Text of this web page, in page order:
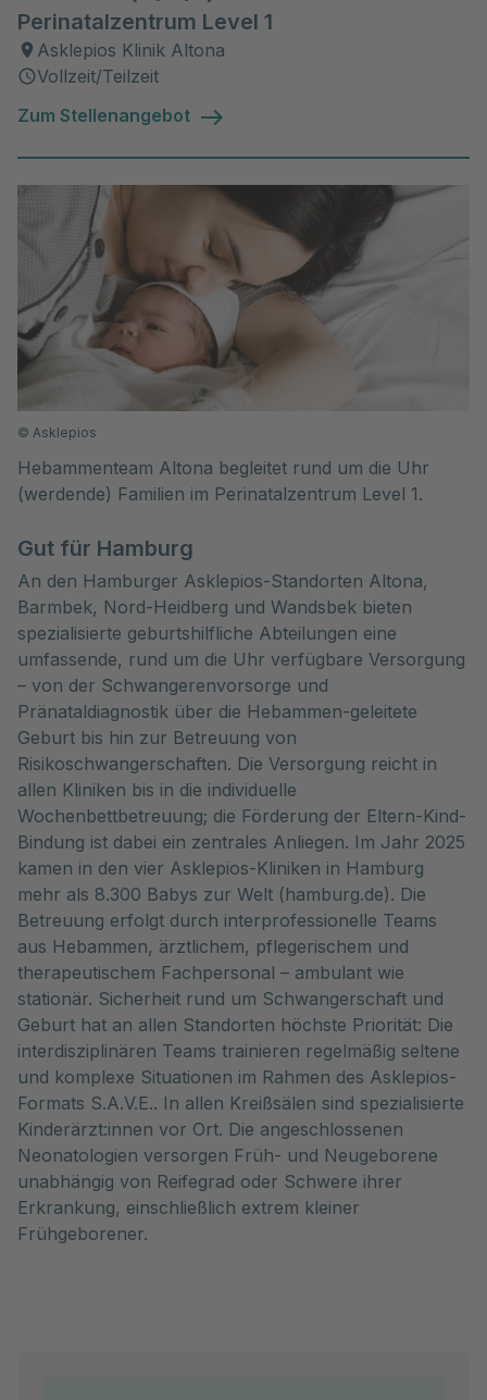
Perinatalzentrum Level 1
Asklepios Klinik Altona
Vollzeit/Teilzeit
Zum Stellenangebot
© Asklepios
Hebammenteam Altona begleitet rund um die Uhr
(werdende) Familien im Perinatalzentrum Level 1.
Gut für Hamburg
An den Hamburger Asklepios-Standorten Altona,
Barmbek, Nord-Heidberg und Wandsbek bieten
spezialisierte geburtshilfliche Abteilungen eine
umfassende, rund um die Uhr verfügbare Versorgung
– von der Schwangerenvorsorge und
Pränataldiagnostik über die Hebammen-geleitete
Geburt bis hin zur Betreuung von
Risikoschwangerschaften. Die Versorgung reicht in
allen Kliniken bis in die individuelle
Wochenbettbetreuung; die Förderung der Eltern-Kind-
Bindung ist dabei ein zentrales Anliegen. Im Jahr 2025
kamen in den vier Asklepios-Kliniken in Hamburg
mehr als 8.300 Babys zur Welt (hamburg.de). Die
Betreuung erfolgt durch interprofessionelle Teams
aus Hebammen, ärztlichem, pflegerischem und
therapeutischem Fachpersonal – ambulant wie
stationär. Sicherheit rund um Schwangerschaft und
Geburt hat an allen Standorten höchste Priorität: Die
interdisziplinären Teams trainieren regelmäßig seltene
und komplexe Situationen im Rahmen des Asklepios-
Formats S.A.V.E.. In allen Kreißsälen sind spezialisierte
Kinderärzt:innen vor Ort. Die angeschlossenen
Neonatologien versorgen Früh- und Neugeborene
unabhängig von Reifegrad oder Schwere ihrer
Erkrankung, einschließlich extrem kleiner
Frühgeborener.